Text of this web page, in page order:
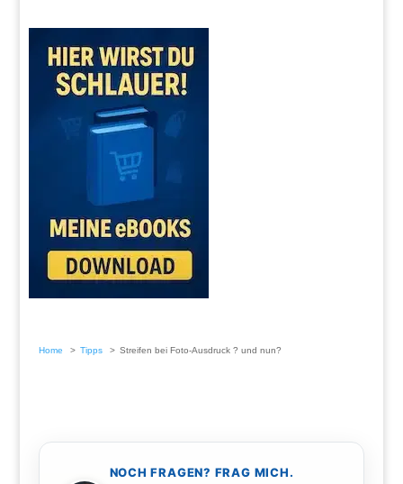
Home Tipps Streifen bei Foto-Ausdruck ? und nun?
NOCH FRAGEN? FRAG MICH.